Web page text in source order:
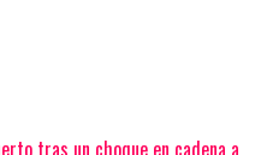
tras un choque en cadena a